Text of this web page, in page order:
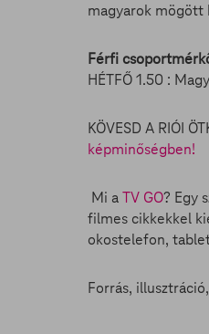
magyarok mögött
Férfi
HÉTFŐ 1.50 :
KÖVESD A RIÓI
képminőségben!
Mi aTV GO? Egy
filmes cikkekkel
okostelefon,
Forrás,